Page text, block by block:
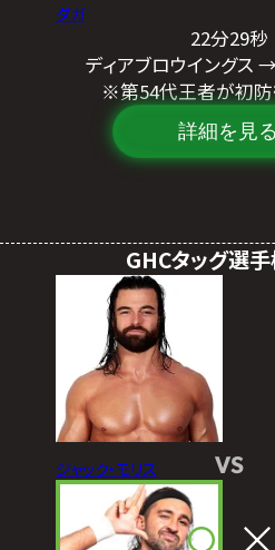
ダガ
22分29秒
ディアブロウイングス
※第54代王者が初防
詳細を見る
GHCタッグ選
ジャック・モリス VS